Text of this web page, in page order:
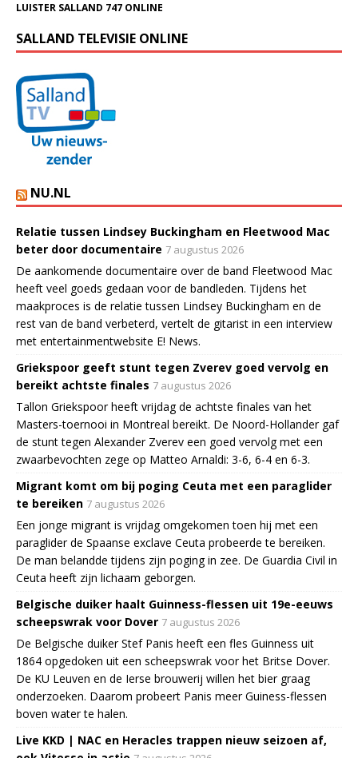
LUISTER SALLAND 747 ONLINE
SALLAND TELEVISIE ONLINE
NU.NL
Relatie tussen Lindsey Buckingham en Fleetwood Mac
beter door documentaire 7 augustus 2026
De aankomende documentaire over de band Fleetwood Mac
heeft veel goeds gedaan voor de bandleden. Tijdens het
maakproces is de relatie tussen Lindsey Buckingham en de
rest van de band verbeterd, vertelt de gitarist in een interview
met entertainmentwebsite E! News.
Griekspoor geeft stunt tegen Zverev goed vervolg en
bereikt achtste finales 7 augustus 2026
Tallon Griekspoor heeft vrijdag de achtste finales van het
Masters-toernooi in Montreal bereikt. De Noord-Hollander gaf
de stunt tegen Alexander Zverev een goed vervolg met een
zwaarbevochten zege op Matteo Arnaldi: 3-6, 6-4 en 6-3.
Migrant komt om bij poging Ceuta met een paraglider
te bereiken 7 augustus 2026
Een jonge migrant is vrijdag omgekomen toen hij met een
paraglider de Spaanse exclave Ceuta probeerde te bereiken.
De man belandde tijdens zijn poging in zee. De Guardia Civil in
Ceuta heeft zijn lichaam geborgen.
Belgische duiker haalt Guinness-flessen uit 19e-eeuws
scheepswrak voor Dover 7 augustus 2026
De Belgische duiker Stef Panis heeft een fles Guinness uit
1864 opgedoken uit een scheepswrak voor het Britse Dover.
De KU Leuven en de Ierse brouwerij willen het bier graag
onderzoeken. Daarom probeert Panis meer Guiness-flessen
boven water te halen.
Live KKD | NAC en Heracles trappen nieuw seizoen af,